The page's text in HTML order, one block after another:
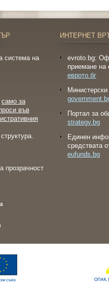
система на
само за
във
прозрачност
ИНТЕРНЕТ
evroto.bg:
приемане на
еврото.бг
Портал за
strategy.bg
Eдинен
средствата
eufunds.bg